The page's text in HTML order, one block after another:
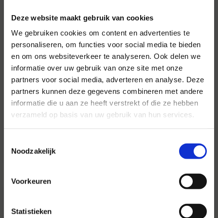
Deze website maakt gebruik van cookies
We gebruiken cookies om content en advertenties te
personaliseren, om functies voor social media te bieden
en om ons websiteverkeer te analyseren. Ook delen we
informatie over uw gebruik van onze site met onze
partners voor social media, adverteren en analyse. Deze
partners kunnen deze gegevens combineren met andere
informatie die u aan ze heeft verstrekt of die ze hebben
verzameld op basis van uw gebruik van hun services.
Noodzakelijk
Voorkeuren
Statistieken
Voor al uw evenementen en
partijen
Hansen Evenementen is uw partner voor
evenementen van groot tot klein.
Lees verder